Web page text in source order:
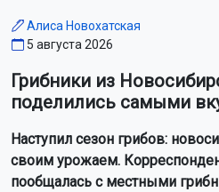
Алиса Новохатская
5 августа 2026
Грибники из
поделились самыми
Наступил сезон грибов:
своим урожаем.
пообщалась с местными